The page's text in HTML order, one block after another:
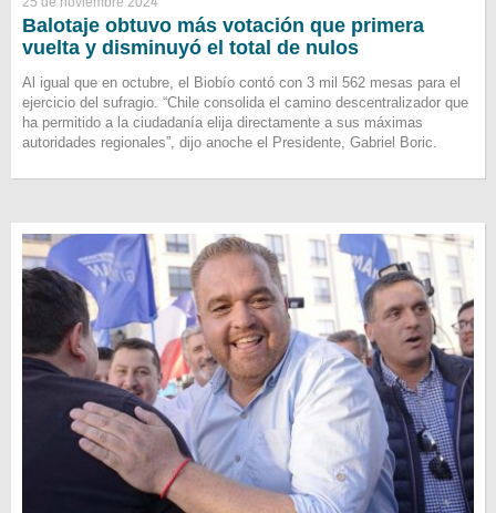
Balotaje obtuvo más votación que primera
vuelta y disminuyó el total de nulos
Al igual que en octubre, el Biobío contó con 3 mil 562 mesas para el
ejercicio del sufragio. “Chile consolida el camino descentralizador que
ha permitido a la ciudadanía elija directamente a sus máximas
autoridades regionales”, dijo anoche el Presidente, Gabriel Boric.